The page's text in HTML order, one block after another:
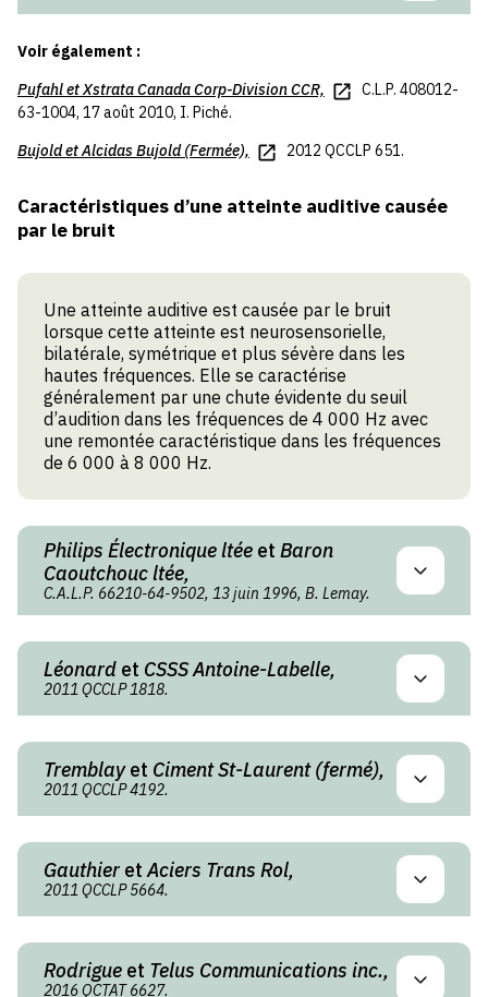
Voir également :
PufahletXstrata Canada Corp-Division CCR,
C.L.P. 408012-
63-1004, 17 août 2010, I. Piché.
BujoldetAlcidas Bujold (Fermée), 2012 QCCLP 651.
Caractéristiques d’une atteinte auditive causée
par le bruit
Une atteinte auditive est causée par le bruit
lorsque cette atteinte est neurosensorielle,
bilatérale, symétrique et plus sévère dans les
hautes fréquences. Elle se caractérise
généralement par une chute évidente du seuil
d’audition dans les fréquences de 4 000 Hz avec
une remontée caractéristique dans les fréquences
de 6 000 à 8 000 Hz.
Philips Électronique ltée et Baron
Caoutchouc ltée,
C.A.L.P. 66210-64-9502, 13 juin 1996, B. Lemay.
Léonard et CSSS Antoine-Labelle,
2011 QCCLP 1818.
Tremblayet Ciment St-Laurent (fermé),
2011 QCCLP 4192.
GauthieretAciers Trans Rol,
2011 QCCLP 5664.
Rodrigue et Telus Communications inc.,
2016 QCTAT 6627.